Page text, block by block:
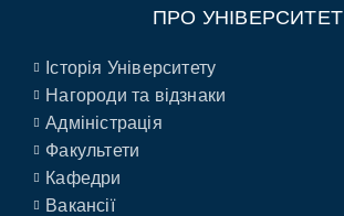
ПРО УНІВЕРСИТЕТ
Історія Університету
Нагороди та відзнаки
Адміністрація
Факультети
Кафедри
Вакансії